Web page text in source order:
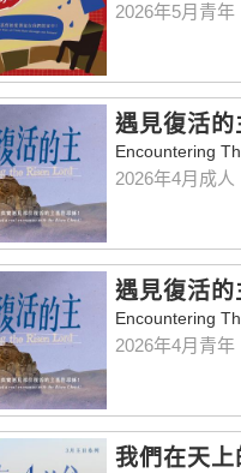
2026年5月青年
遇見復活的
Encountering
2026年4月成人
遇見復活的
Encountering
2026年4月青年
我們在天上